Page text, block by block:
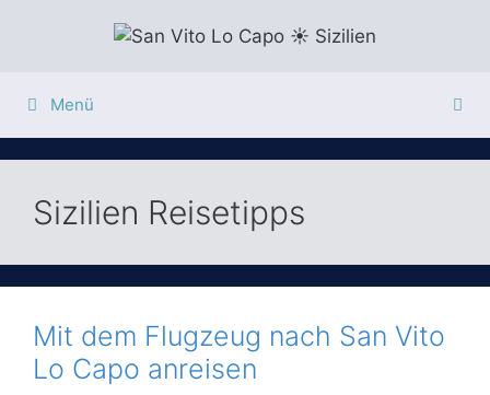
Menü
Sizilien Reisetipps
Mit dem Flugzeug nach San Vito
Lo Capo anreisen